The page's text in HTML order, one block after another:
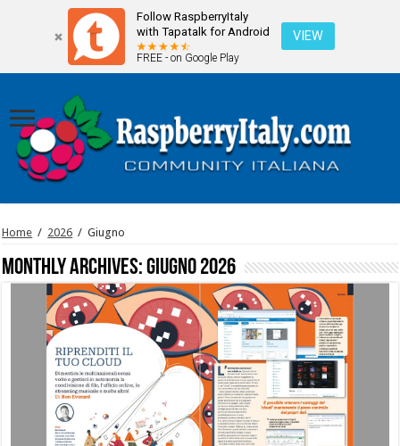
Follow RaspberryItaly
with Tapatalk for Android
FREE - on Google Play
VIEW
Home / 2026 / Giugno
Monthly Archives:Giugno 2026